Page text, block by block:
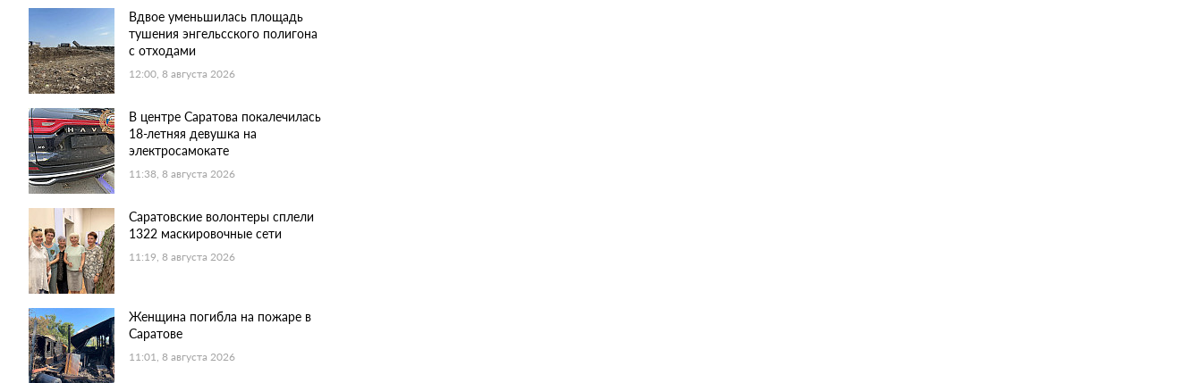
Вдвое уменьшилась площадь
тушения энгельсского полигона
с отходами
12:00, 8 августа 2026
В центре Саратова покалечилась
18-летняя девушка на
электросамокате
11:38, 8 августа 2026
Саратовские волонтеры сплели
1322 маскировочные сети
11:19, 8 августа 2026
Женщина погибла на пожаре в
Саратове
11:01, 8 августа 2026